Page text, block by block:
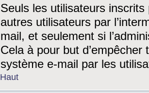
Seuls les utilisateurs
autres utilisateurs par
mail, et seulement si
Cela à pour but
système e-mail par les
Haut